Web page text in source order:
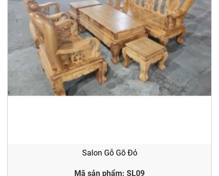
Salon Gỗ Gõ Đỏ
Mã sản phẩm: SL09